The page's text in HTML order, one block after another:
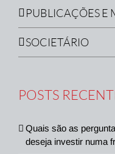
PUBLICAÇÕES E
SOCIETÁRIO
POSTS
Quais são as
deseja investir numa